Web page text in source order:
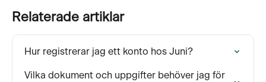
Relaterade artiklar
Hur registrerar jag ett konto hos Juni?
Vilka dokument och uppgifter behöver jag för